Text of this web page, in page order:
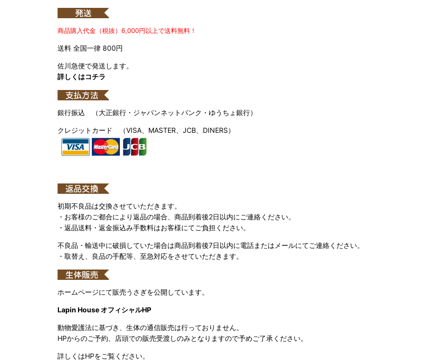
商品購入代金（税抜）6,000円以上で送料無料！
送料 全国一律 800円
佐川急便で発送します。
詳しくはコチラ
銀行振込 （大正銀行・ジャパンネットバンク・ゆうちょ銀行）
クレジットカード （VISA、MASTER、JCB、DINERS）
初期不良品は交換させていただきます。
・お客様のご都合により返品の場合、商品到着後2日以内にご連絡ください。
・返品送料・返金振込み手数料はお客様にてご負担ください。
不良品・輸送中に破損していた場合は商品到着後7日以内に電話またはメールにてご連絡ください。
・取替え、良品の手配等、至急対応をさせていただきます。
ホームページにて販売うさぎを公開しています。
Lapin House オフィシャルHP
動物愛護法に基づき、生体の通信販売は行っておりません。
HPからのご予約、店頭での販売受渡しのみとなりますので予めご了承ください。
詳しくはHPをご覧ください。